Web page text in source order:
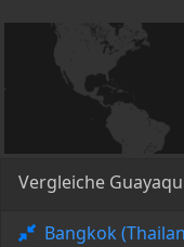
Vergleiche
Bangkok